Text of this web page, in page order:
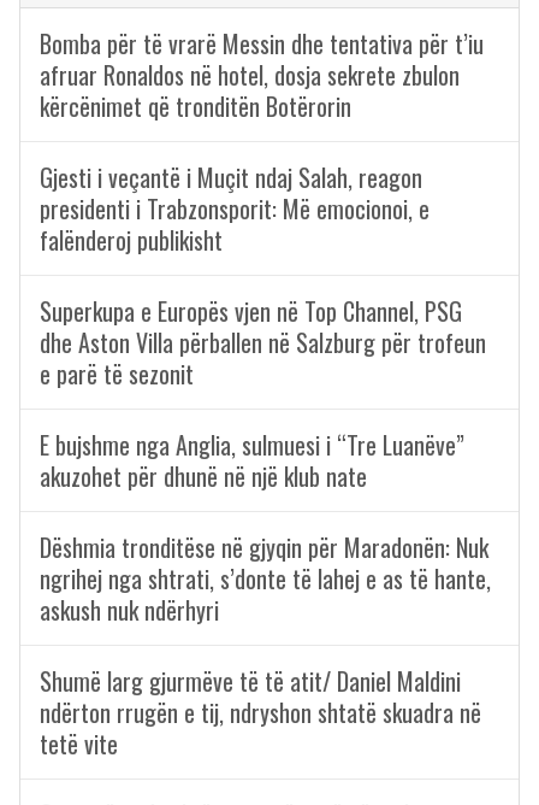
Bomba për të vrarë Messin dhe tentativa për t’iu
afruar Ronaldos në hotel, dosja sekrete zbulon
kërcënimet që tronditën Botërorin
Gjesti i veçantë i Muçit ndaj Salah, reagon
presidenti i Trabzonsporit: Më emocionoi, e
falënderoj publikisht
Superkupa e Europës vjen në Top Channel, PSG
dhe Aston Villa përballen në Salzburg për trofeun
e parë të sezonit
E bujshme nga Anglia, sulmuesi i “Tre Luanëve”
akuzohet për dhunë në një klub nate
Dëshmia tronditëse në gjyqin për Maradonën: Nuk
ngrihej nga shtrati, s’donte të lahej e as të hante,
askush nuk ndërhyri
Shumë larg gjurmëve të të atit/ Daniel Maldini
ndërton rrugën e tij, ndryshon shtatë skuadra në
tetë vite